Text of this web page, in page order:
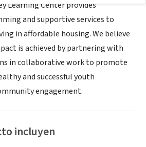
Learning Center provides
and supportive services to
in affordable housing. We believe
is achieved by partnering with
in collaborative work to promote
and successful youth
engagement.
incluyen